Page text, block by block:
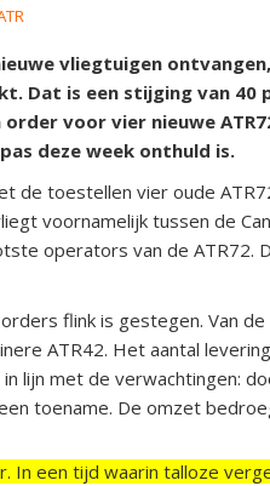
vliegtuigen
Dat is een stijging van 40
voor vier nieuwe
deze week onthuld is.
de toestellen vier oude
voornamelijk tussen de
operators van de ATR72.
flink is gestegen. Van
ATR42. Het aantal
lijn met de verwachtingen:
toename. De omzet
In een tijd waarin talloze